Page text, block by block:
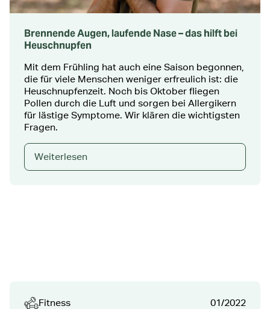
Brennende Augen, laufende Nase – das hilft bei
Heuschnupfen
Mit dem Frühling hat auch eine Saison begonnen,
die für viele Menschen weniger erfreulich ist: die
Heuschnupfenzeit. Noch bis Oktober fliegen
Pollen durch die Luft und sorgen bei Allergikern
für lästige Symptome. Wir klären die wichtigsten
Fragen.
Weiterlesen
Fitness 01/2022